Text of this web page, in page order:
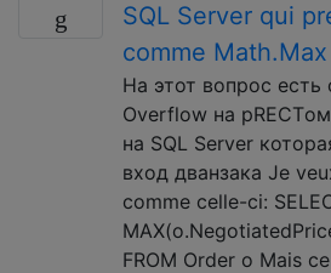
SQL Server qui
comme
На этот вопрос есть
Overflow на
на SQL Server
вход дванзака Je
comme celle-ci:
FROM Order o Mais